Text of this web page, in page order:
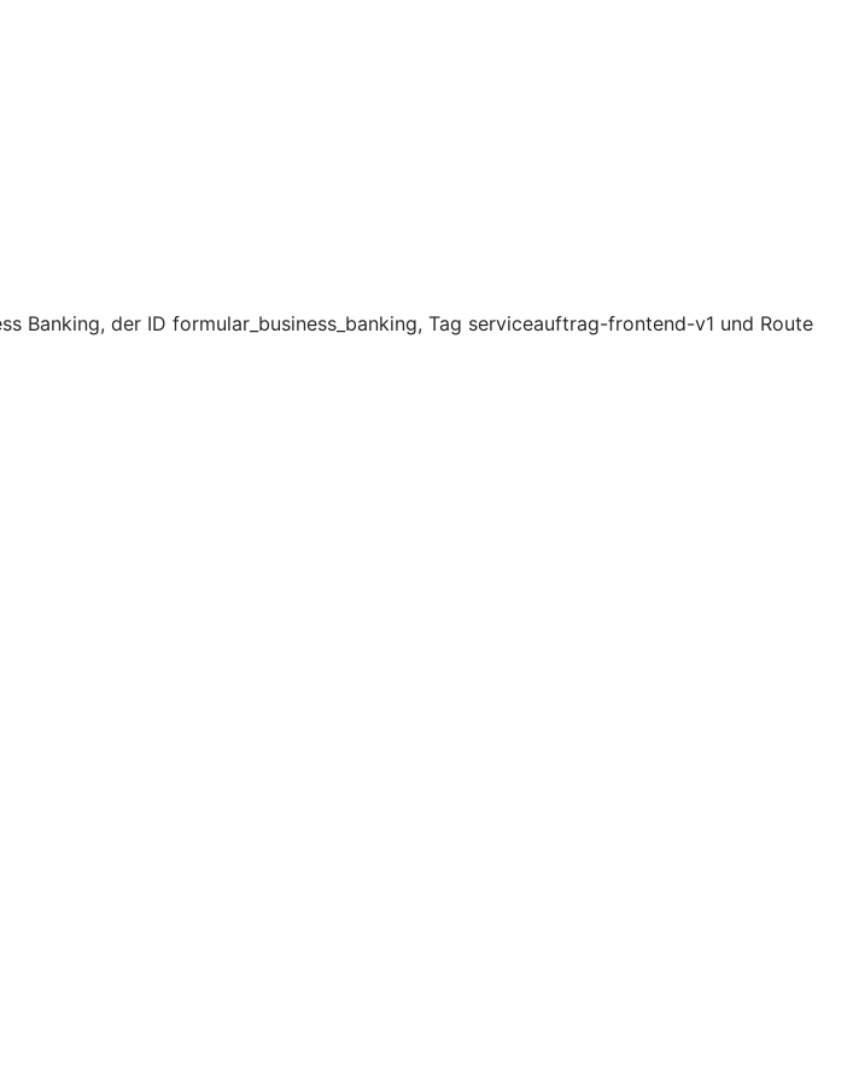
Banking, der ID formular_business_banking, Tag serviceauftrag-frontend-v1 und Route